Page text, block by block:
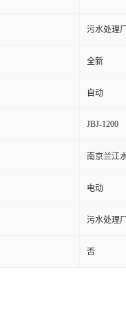
污水处理厂
全新
自动
JBJ-1200
南京兰江
电动
污水处理厂
否